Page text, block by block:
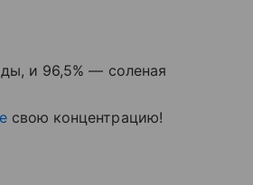
и 96,5% — соленая
свою концентрацию!